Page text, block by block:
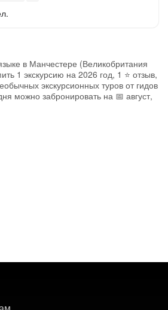
в Манчестере (Великобритания
1 экскурсию на 2026 год, 1 ⭐ отзыв,
экскурсионных туров от гидов
можно забронировать на 📅 август,